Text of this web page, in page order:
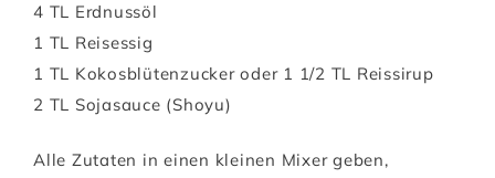
4 TL Erdnussöl
1 TL Reisessig
1 TL Kokosblütenzucker oder 1 1/2 TL Reissirup
2 TL Sojasauce (Shoyu)
Alle Zutaten in einen kleinen Mixer geben,